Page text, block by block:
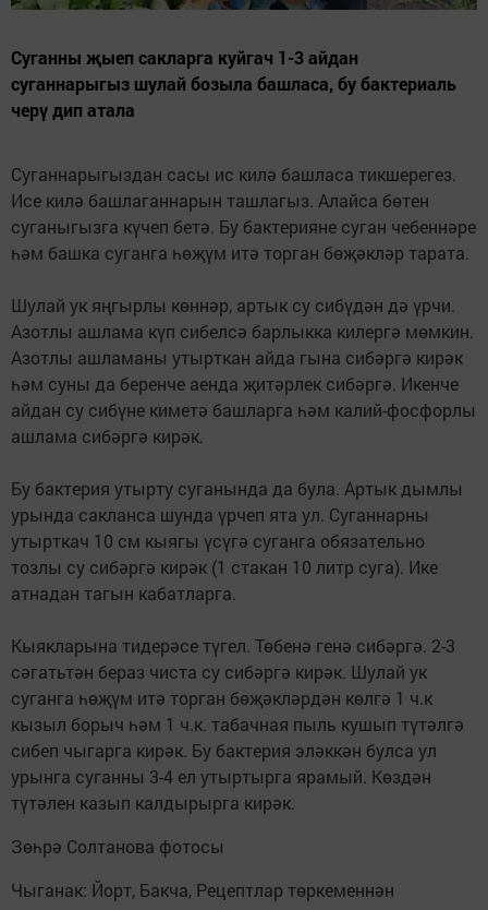
Суганны җыеп сакларга куйгач 1-3 айдан
суганнарыгыз шулай бозыла башласа, бу бактериаль
черү дип атала
Суганнарыгыздан сасы ис килә башласа тикшерегез.
Исе килә башлаганнарын ташлагыз. Алайса бөтен
суганыгызга күчеп бетә. Бу бактерияне суган чебеннәре
һәм башка суганга һөҗүм итә торган бөҗәкләр тарата.
Шулай ук яңгырлы көннәр, артык су сибүдән дә үрчи.
Азотлы ашлама күп сибелсә барлыкка килергә мөмкин.
Азотлы ашламаны утырткан айда гына сибәргә кирәк
һәм суны да беренче аенда җитәрлек сибәргә. Икенче
айдан су сибүне киметә башларга һәм калий-фосфорлы
ашлама сибәргә кирәк.
Бу бактерия утырту суганында да була. Артык дымлы
урында сакланса шунда үрчеп ята ул. Суганнарны
утырткач 10 см кыягы үсүгә суганга обязательно
тозлы су сибәргә кирәк (1 стакан 10 литр суга). Ике
атнадан тагын кабатларга.
Кыякларына тидерәсе түгел. Төбенә генә сибәргә. 2-3
сәгатьтән бераз чиста су сибәргә кирәк. Шулай ук
суганга һөҗүм итә торган бөҗәкләрдән көлгә 1 ч.к
кызыл борыч һәм 1 ч.к. табачная пыль кушып түтәлгә
сибеп чыгарга кирәк. Бу бактерия эләккән булса ул
урынга суганны 3-4 ел утыртырга ярамый. Көздән
түтәлен казып калдырырга кирәк.
Зөһрә Солтанова фотосы
Чыганак: Йорт, Бакча, Рецептлар төркеменнән